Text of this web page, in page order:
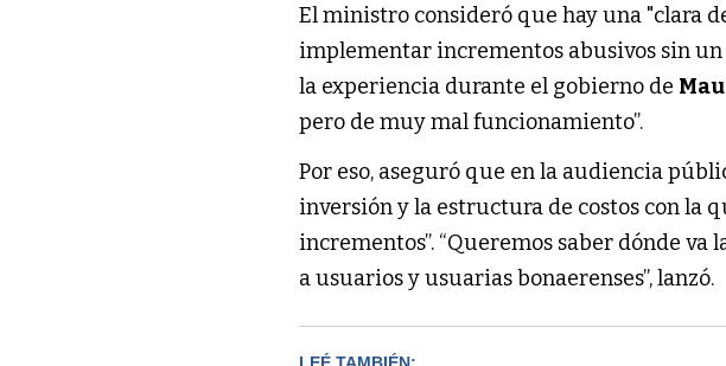
El ministro consideró que hay una "clara
implementar incrementos abusivos sin un
la experiencia durante el gobierno de
pero de muy mal funcionamiento”.
Por eso, aseguró que en la audiencia
inversión y la estructura de costos con la
incrementos”. “Queremos saber dónde va
a usuarios y usuarias bonaerenses”, lanzó.